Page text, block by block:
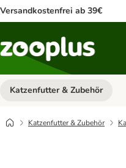
Versandkostenfrei ab 39€
Katzenfutter & Zubehör
Katzenfutter & Zubehör